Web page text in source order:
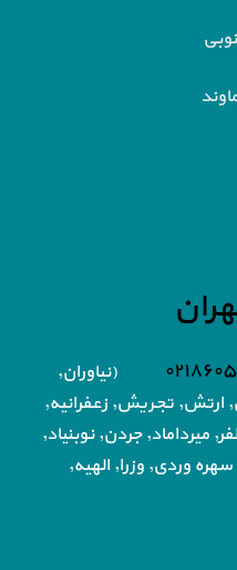
(نیاوران,
ارتش, تجریش, زعفرانیه,
میرداماد, جردن, نوبنیاد,
وردی, وزرا, الهیه,